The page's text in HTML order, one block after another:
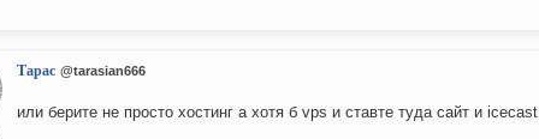
Тарас @tarasian666
или берите не просто хостинг а хотя б vps и ставте туда сайт и icecast